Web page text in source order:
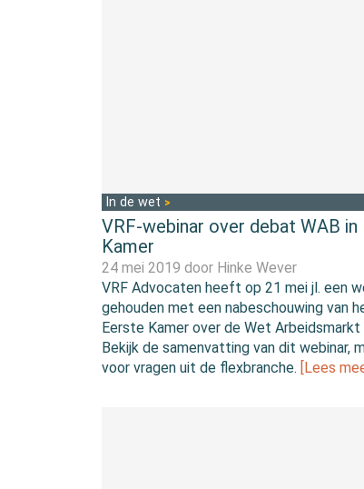
In de wet
VRF-webinar over debat WAB in
Kamer
24 mei 2019 door Hinke Wever
VRF Advocaten heeft op 21 mei jl. een
gehouden met een nabeschouwing van
Eerste Kamer over de Wet Arbeidsmarkt
Bekijk de samenvatting van dit webinar,
voor vragen uit de flexbranche.
[Lees